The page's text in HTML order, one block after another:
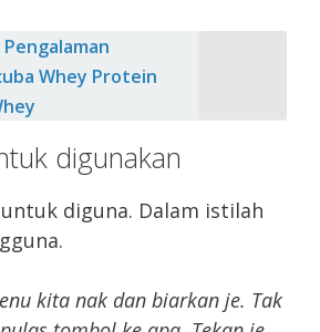
Pengalaman
Whey Protein
digunakan
diguna. Dalam istilah
kita nak dan biarkan je. Tak